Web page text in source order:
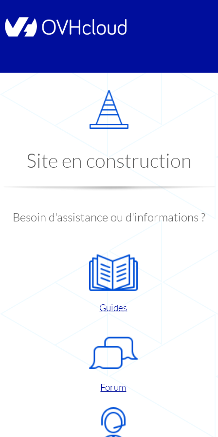
Site en construction
Besoin d'assistance ou d'informations ?
Guides
Forum